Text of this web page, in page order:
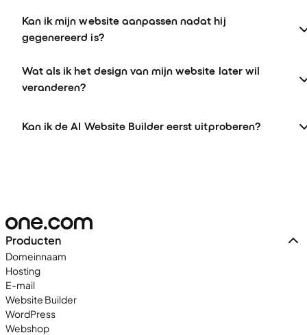
Kan ik mijn website aanpassen nadat hij
gegenereerd is?
Wat als ik het design van mijn website later wil
veranderen?
Kan ik de AI Website Builder eerst uitproberen?
Producten
Domeinnaam
Hosting
E-mail
Website Builder
WordPress
Webshop